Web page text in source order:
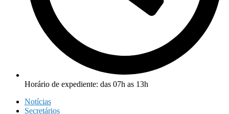
Horário de expediente: das 07h as 13h
Notícias
Secretários